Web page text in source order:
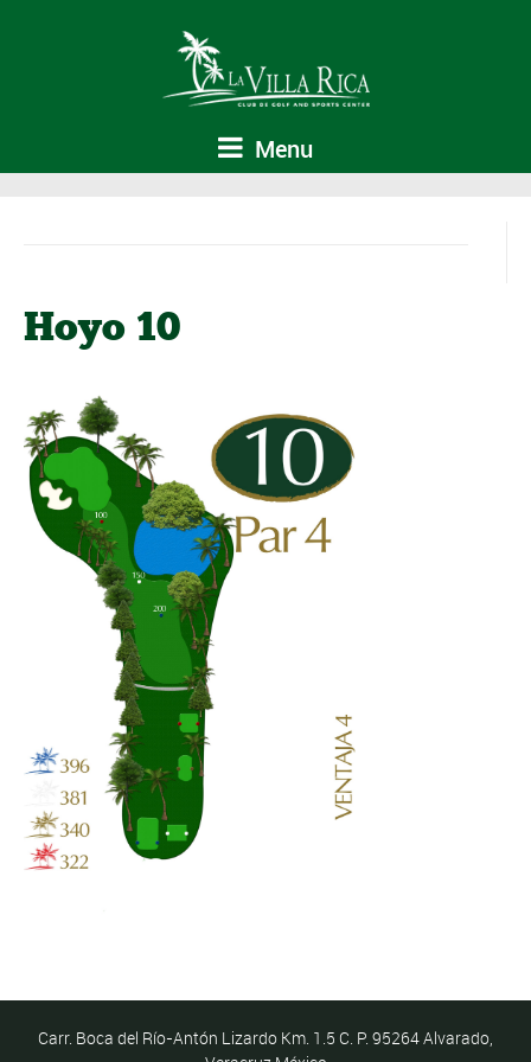
Menu
Hoyo 10
Carr. Boca del Río-Antón Lizardo Km. 1.5 C. P. 95264 Alvarado,